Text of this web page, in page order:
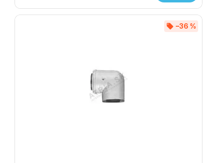
–36 %